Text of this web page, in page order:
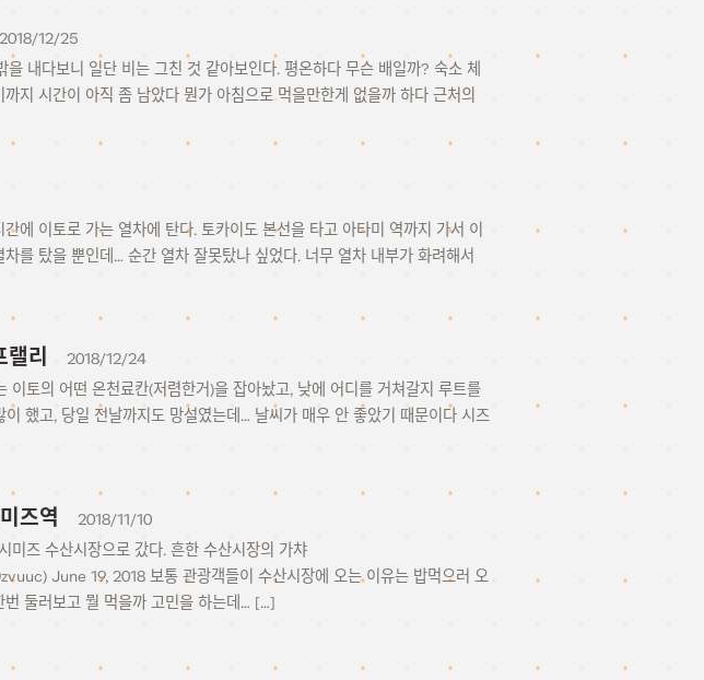
2018/12/25
내다보니 일단 비는 그친 것 같아보인다. 평온하다 무슨 배일까? 숙소 체
지 시간이 아직 좀 남았다 뭔가 아침으로 먹을만한게 없을까 하다 근처의
에 이토로 가는 열차에 탄다. 토카이도 본선을 타고 아타미 역까지 가서 이
를 탔을 뿐인데… 순간 열차 잘못탔나 싶었다. 너무 열차 내부가 화려해서
리
2018/12/24
토의 어떤 온천료칸(저렴한거)을 잡아놨고, 낮에 어디를 거쳐갈지 루트를
했고, 당일 전날까지도 망설였는데… 날씨가 매우 안 좋았기 때문이다 시즈
즈역
2018/11/10
미즈 수산시장으로 갔다. 흔한 수산시장의 가챠
June 19, 2018 보통 관광객들이 수산시장에 오는 이유는 밥먹으러 오
번 둘러보고 뭘 먹을까 고민을 하는데… […]